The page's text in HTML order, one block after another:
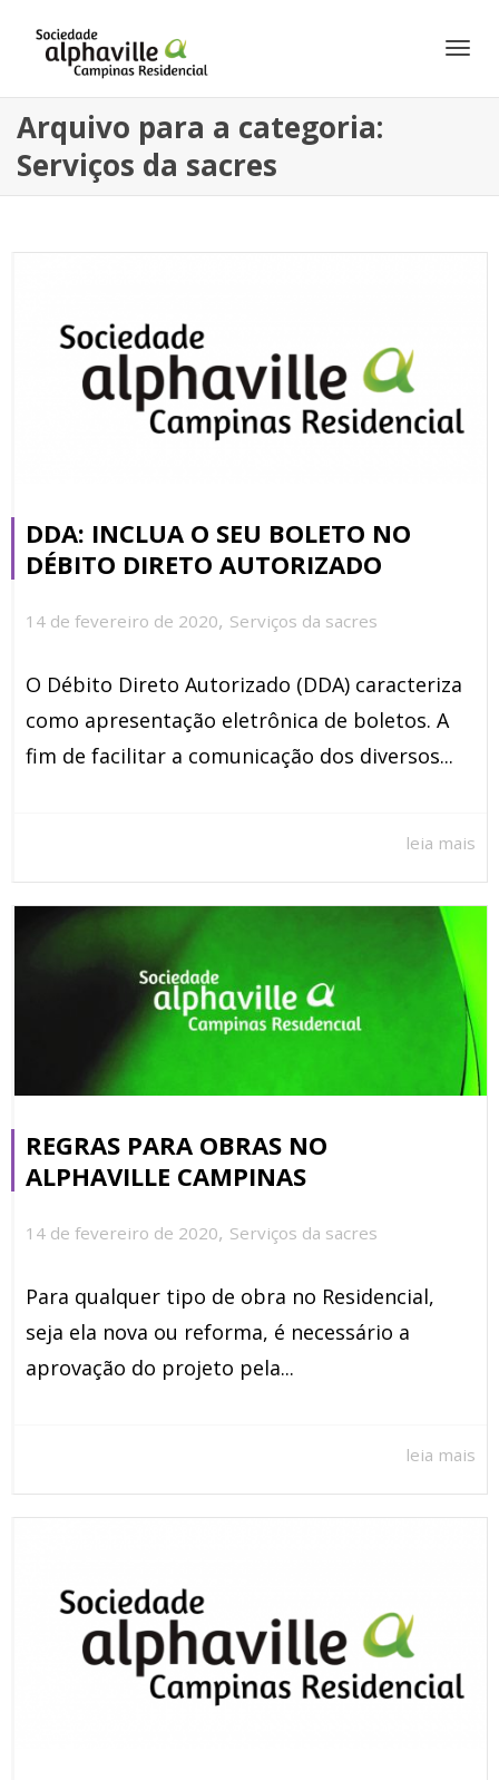
Arquivo para a categoria:
Serviços da sacres
DDA: INCLUA O SEU BOLETO NO
DÉBITO DIRETO AUTORIZADO
14 de fevereiro de 2020, Serviços da sacres
O Débito Direto Autorizado (DDA) caracteriza
como apresentação eletrônica de boletos. A
fim de facilitar a comunicação dos diversos...
leia mais
REGRAS PARA OBRAS NO
ALPHAVILLE CAMPINAS
14 de fevereiro de 2020, Serviços da sacres
Para qualquer tipo de obra no Residencial,
seja ela nova ou reforma, é necessário a
aprovação do projeto pela...
leia mais